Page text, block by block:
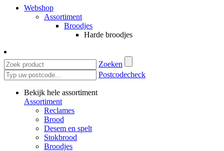
Webshop
Assortiment
Broodjes
Harde broodjes
Zoeken
Postcodecheck
Bekijk hele assortiment
Assortiment
Reclames
Brood
Desem en spelt
Stokbrood
Broodjes